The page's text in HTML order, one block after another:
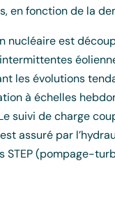
en fonction de la
nucléaire est
les évolutions
à échelles
suivi de charge
assuré par
STEP (pompage-